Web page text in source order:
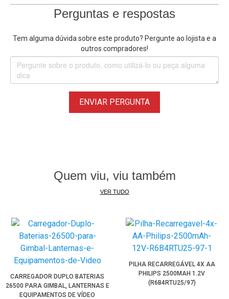
Perguntas e respostas
Tem alguma dúvida sobre este produto? Pergunte ao lojista e a
outros compradores!
ENVIAR PERGUNTA
Quem viu, viu também
VER TUDO
CARREGADOR DUPLO BATERIAS
26500 PARA GIMBAL, LANTERNAS E
EQUIPAMENTOS DE VÍDEO
PILHA RECARREGÁVEL 4X AA
PHILIPS 2500MAH 1.2V
(R6B4RTU25/97)